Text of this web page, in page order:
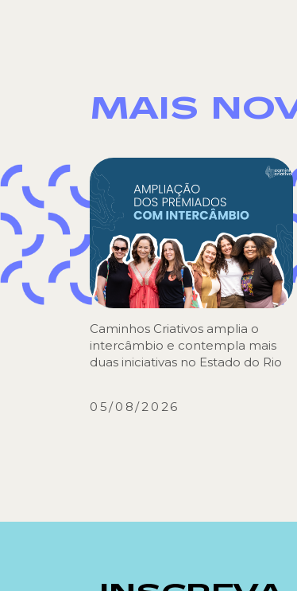
MAIS
Caminhos Criativos amplia o
intercâmbio e contempla mais
duas iniciativas no Estado do Rio
05/08/2026